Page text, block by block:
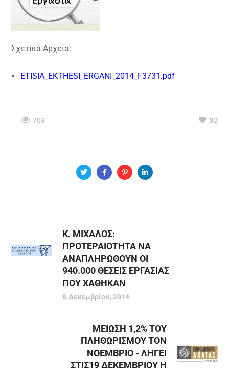
Σχετικά Αρχεία:
ETISIA_EKTHESI_ERGANI_2014_F3731.pdf
703 82
Κ. ΜΙΧΑΛΟΣ:
ΠΡΟΤΕΡΑΙΟΤΗΤΑ ΝΑ
ΑΝΑΠΛΗΡΩΘΟΥΝ ΟΙ
940.000 ΘΕΣΕΙΣ ΕΡΓΑΣΙΑΣ
ΠΟΥ ΧΑΘΗΚΑΝ
8 Δεκεμβρίου, 2014
ΜΕΙΩΣΗ 1,2% ΤΟΥ
ΠΛΗΘΩΡΙΣΜΟΥ ΤΟN
ΝΟΕΜΒΡΙΟ - ΛΗΓΕΙ
ΣΤΙΣ19 ΔΕΚΕΜΒΡΙΟΥ Η